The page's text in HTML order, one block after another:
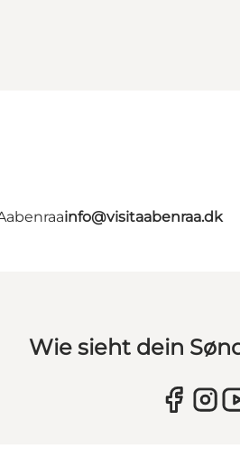
info@visitaabenraa.dk
Wie sieht dein